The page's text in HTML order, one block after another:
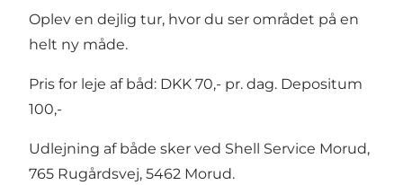
Oplev en dejlig tur, hvor du ser området på en
helt ny måde.
Pris for leje af båd: DKK 70,- pr. dag. Depositum
100,-
Udlejning af både sker ved Shell Service Morud,
765 Rugårdsvej, 5462 Morud.